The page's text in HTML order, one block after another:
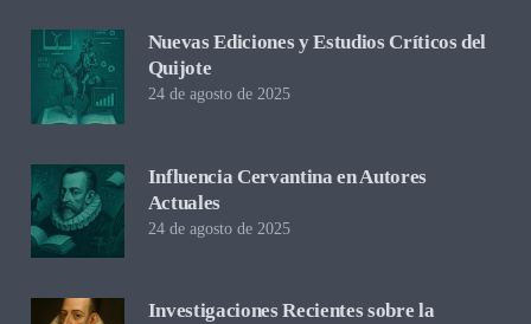
Nuevas Ediciones y Estudios Críticos del
Quijote
24 de agosto de 2025
Influencia Cervantina en Autores
Actuales
24 de agosto de 2025
Investigaciones Recientes sobre la